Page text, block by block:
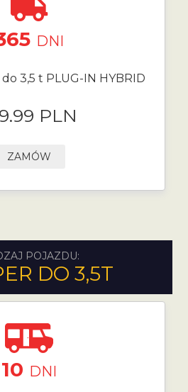
DNI
3,5 t PLUG-IN HYBRID
PLN
ZAMÓW
POJAZDU:
DO 3,5T
10 DNI